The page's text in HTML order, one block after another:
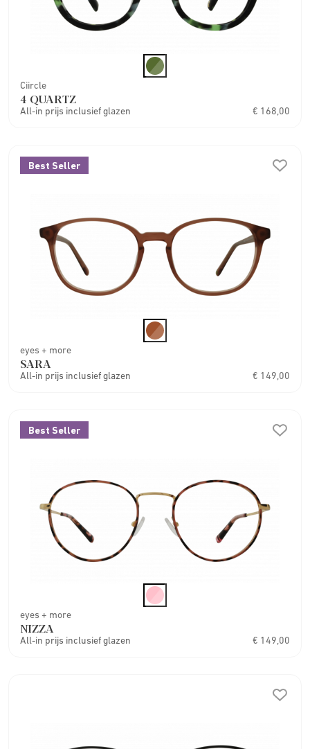
Ciircle
4 QUARTZ
All-in prijs inclusief glazen € 168,00
Best Seller
eyes + more
SARA
All-in prijs inclusief glazen € 149,00
Best Seller
eyes + more
NIZZA
All-in prijs inclusief glazen € 149,00